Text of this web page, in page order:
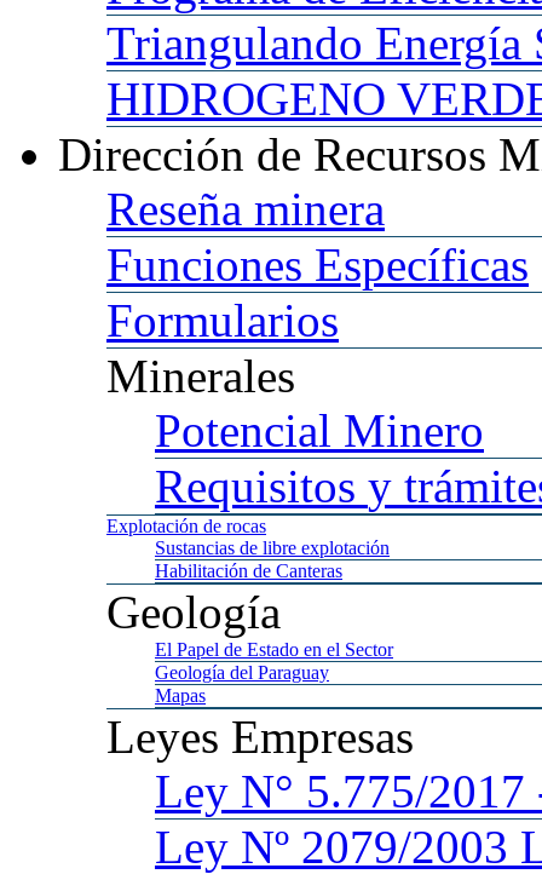
Triangulando Energía
HIDROGENO
Dirección de Recursos
Reseña minera
Funciones Específicas
Formularios
Minerales
Potencial Minero
Requisitos y
Explotación de rocas
Sustancias de libre explotación
Habilitación de Canteras
Geología
El Papel de Estado en el Sector
Geología del Paraguay
Mapas
Leyes Empresas
Ley N° 5.775/
Ley Nº 2079/2003